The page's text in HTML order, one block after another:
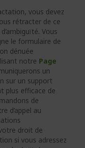
vous devez
rétracter de ce
Vous
le formulaire de
dénuée
notre Page
un
sur un support
plus efficace de
de
d’appel au
droit de
si vous adressez